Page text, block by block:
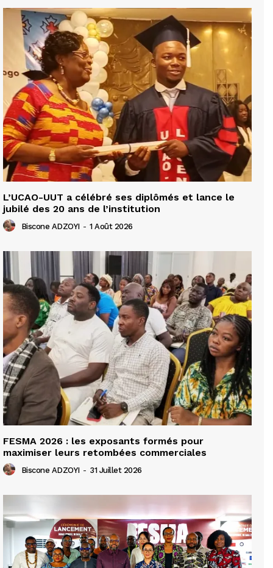
L’UCAO-UUT a célébré ses diplômés et lance le
jubilé des 20 ans de l’institution
Biscone ADZOYI - 1 Août 2026
FESMA 2026 : les exposants formés pour
maximiser leurs retombées commerciales
Biscone ADZOYI - 31 Juillet 2026